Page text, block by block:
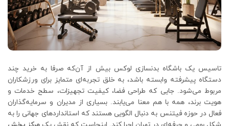
تاسیس یک باشگاه بدنسازی لوکس بیش از آن‌که صرفا به خرید چند
دستگاه پیشرفته وابسته باشد، به خلق تجربه‌ای متمایز برای ورزشکاران
مربوط می‌شود. جایی که طراحی فضا، کیفیت تجهیزات، سطح خدمات و
هویت برند، همه با هم معنا می‌یابند. بسیاری از مدیران و سرمایه‌گذاران
فعال در حوزه فیتنس به ‌دنبال الگویی هستند که استانداردهای جهانی را به